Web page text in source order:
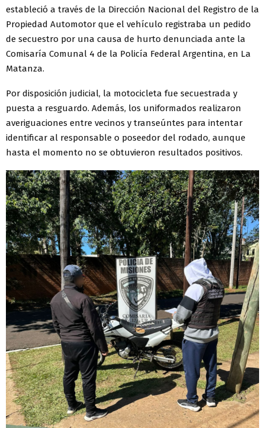
estableció a través de la Dirección Nacional del Registro de la
Propiedad Automotor que el vehículo registraba un pedido
de secuestro por una causa de hurto denunciada ante la
Comisaría Comunal 4 de la Policía Federal Argentina, en La
Matanza.
Por disposición judicial, la motocicleta fue secuestrada y
puesta a resguardo. Además, los uniformados realizaron
averiguaciones entre vecinos y transeúntes para intentar
identificar al responsable o poseedor del rodado, aunque
hasta el momento no se obtuvieron resultados positivos.